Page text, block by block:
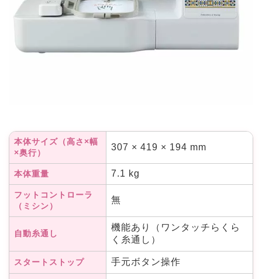
本体サイズ（高さ×幅
×奥行）
307 × 419 × 194 mm
本体重量 7.1 kg
フットコントローラ
（ミシン）
無
自動糸通し
機能あり（ワンタッチらくら
く糸通し）
スタートストップ 手元ボタン操作